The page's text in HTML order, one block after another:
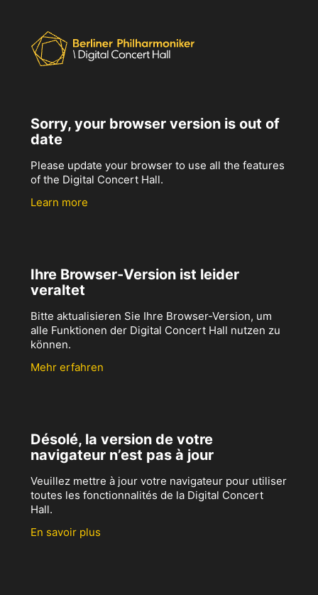
Sorry, your browser version is out of
date
Please update your browser to use all the features
of the Digital Concert Hall.
Learn more
Ihre Browser-Version ist leider
veraltet
Bitte aktualisieren Sie Ihre Browser-Version, um
alle Funktionen der Digital Concert Hall nutzen zu
können.
Mehr erfahren
Désolé, la version de votre
navigateur n’est pas à jour
Veuillez mettre à jour votre navigateur pour utiliser
toutes les fonctionnalités de la Digital Concert
Hall.
En savoir plus